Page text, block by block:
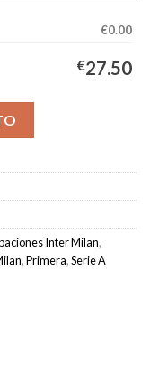
€0.00
€27.50
Hombre 2025/2026
Inter Milan,
,Primera,Serie A